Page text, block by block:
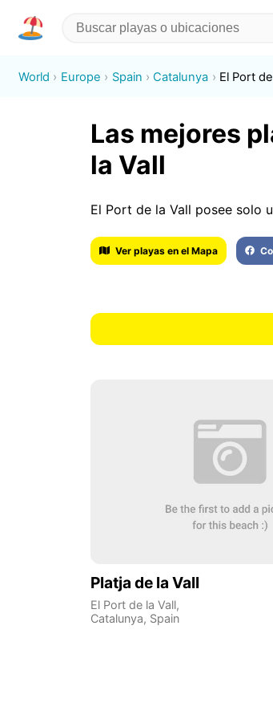
World Europe Spain Catalunya El Port
Las mejores
la Vall
El Port de la Vall posee solo
Ver playas en el Mapa
Platja de la Vall
El Port de la Vall,
Catalunya, Spain